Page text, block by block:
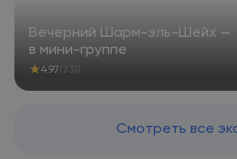
Вечерний Шарм-эль-Шейх —
в мини-группе
★4.97 (731)
Смотреть все